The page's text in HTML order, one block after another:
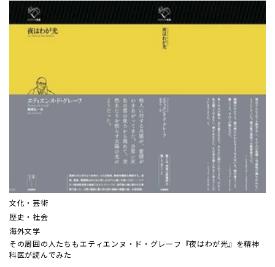
文化・芸術
歴史・社会
海外文学
その周囲の人たちも――エティエンヌ・ド・グレーフ『夜はわが光』を精神
科医が読んでみた